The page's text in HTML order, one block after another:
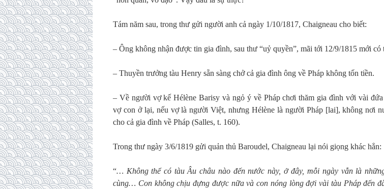
Tám năm sau, trong thư gửi người anh cả ngày 1/10/1817, Chaigneau cho biết:
– Ông không nhận được tin gia đình, sau thư “uỷ quyền”, mãi tới 12/9/1815 mới có
– Thuyền trưởng tàu Henry sẵn sàng chở cả gia đình ông về Pháp không tốn tiền.
– Về người vợ kế Hélène Barisy và ngỏ ý về Pháp chơi thăm gia đình với vài
vợ con ở lại, nếu vợ là người Việt, nhưng Hélène là người Pháp [lai], không nơi
cho cả gia đình về Pháp (Salles, t. 160).
Trong thư ngày 3/6/1819 gửi quản thủ Baroudel, Chaigneau lại nói giọng khác hẳn:
“… Không thể có tàu Âu châu nào đến nước này, ở đây, mỗi ngày vẫn là
cùng… Con không chịu đựng được nữa và con nóng lòng đợi vài tàu Pháp đến